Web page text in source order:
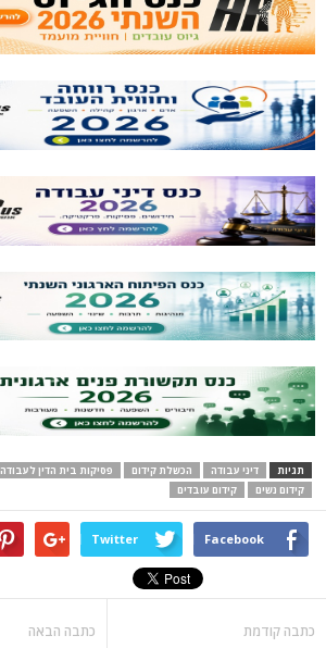
תגיות דיני עבודה הכשלת קידום פסיקות בית הדין לעבודה
קידום נשים
קידום עובדים
Facebook
Twitter
כתבה קודמת כתבה הבאה